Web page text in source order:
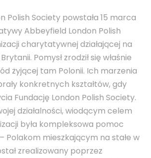
Polish Society powstała 15 marca
Abbeyfield London Polish
charytatywnej działającej na
Pomysł zrodził się właśnie
żyjącej tam Polonii. Ich marzenia
konkretnych kształtów, gdy
Fundację London Polish Society.
działalności, wiodącym celem
była kompleksowa pomoc
Polakom mieszkającym na stałe w
zrealizowany poprzez